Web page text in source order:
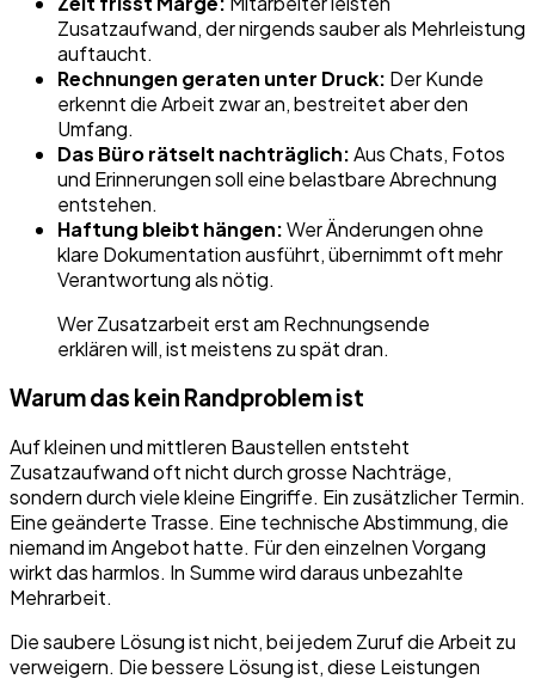
Zusatzaufwand, der nirgends sauber als Mehrleistung
auftaucht.
Rechnungen geraten unter Druck: Der Kunde
erkennt die Arbeit zwar an, bestreitet aber den
Umfang.
Das Büro rätselt nachträglich:Aus Chats, Fotos
und Erinnerungen soll eine belastbare Abrechnung
entstehen.
Haftung bleibt hängen:Wer Änderungen ohne
klare Dokumentation ausführt, übernimmt oft mehr
Verantwortung als nötig.
Wer Zusatzarbeit erst am Rechnungsende
erklären will, ist meistens zu spät dran.
Warum das kein Randproblem ist
Auf kleinen und mittleren Baustellen entsteht
Zusatzaufwand oft nicht durch grosse Nachträge,
sondern durch viele kleine Eingriffe. Ein zusätzlicher Termin.
Eine geänderte Trasse. Eine technische Abstimmung, die
niemand im Angebot hatte. Für den einzelnen Vorgang
wirkt das harmlos. In Summe wird daraus unbezahlte
Mehrarbeit.
Die saubere Lösung ist nicht, bei jedem Zuruf die Arbeit zu
verweigern. Die bessere Lösung ist, diese Leistungen